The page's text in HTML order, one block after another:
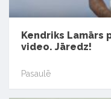
Kendriks Lamārs
video. Jāredz!
Pasaulē